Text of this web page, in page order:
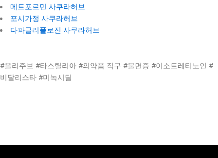
메트포르민 사쿠라허브
포시가정 사쿠라허브
다파글리플로진 사쿠라허브
#올리주브 #타스틸리아 #의약품 직구 #불면증 #이소트레티노인 #
비달리스타 #미녹시딜